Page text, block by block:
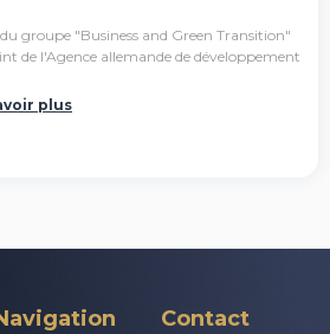
groupe "Business and Green Transition"
de l'Agence allemande de développement
plus
Contact